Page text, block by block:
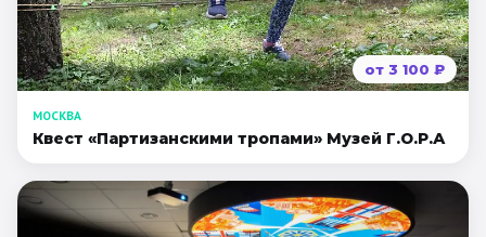
от 3 100 ₽
МОСКВА
Квест «Партизанскими тропами» Музей Г.О.Р.А